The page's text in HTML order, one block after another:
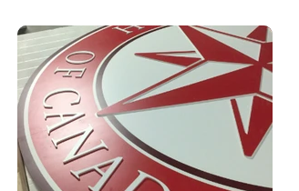
Présentoir YSL Saint-Laurent sur mesure
et installé pour la Baie de Montréal par
uMake